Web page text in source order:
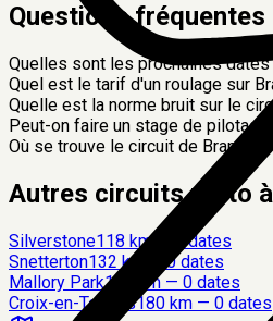
Questions
Quelles sont les prochaines
Quel est le tarif d'un roulage sur
Quelle est la norme bruit sur le
Peut-on faire un stage de pilotage
Où se trouve le circuit de Brands
Autres circuits moto
Silverstone118 km — dates
Snetterton132 km — 0dates
Mallory Park176 km — 0 dates
Croix-en-Ternois180 km — 0 dates